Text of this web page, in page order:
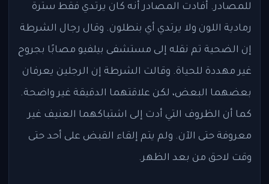
للمصادر. أفادت المصادر أنه كان يرتدي فقط سترة
رمادية اللون ولا يرتدي أي بنطلون. وقال رجال الشرطة
إن الضحية تم نقله إلى مستشفى بيلفيو مصابًا بجروح
غير مهددة للحياة. وقالت الشرطة إن الرجلين يعرفان
بعضهما البعض، لكن علاقتهما الدقيقة غير واضحة.
كما أن الظروف التي أدت إلى اشتباكهما العنيف غير
معروفة حتى الآن. ولم يتم إلقاء القبض على أحد حتى
وقت لاحق من بعد الظهر.